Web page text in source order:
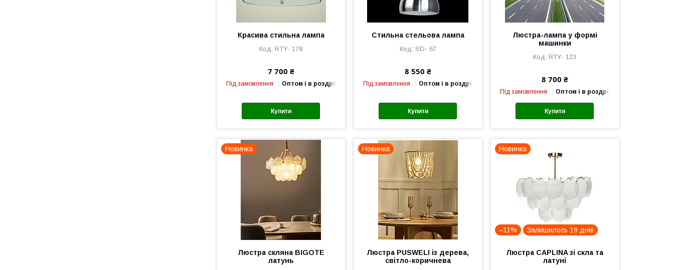
Красива стильна лампа
RTY- 178
7 700 ₴
Під замовлення Оптом і в роздріб
Купити
Стильна стельова лампа
SD- 67
8 550 ₴
Під замовлення Оптом і в роздріб
Купити
Люстра-лампа у формі
машинки
RTY- 123
8 700 ₴
Під замовлення Оптом і в роздріб
Купити
Новинка
Люстра скляна BIGOTE
латунь
Новинка
Люстра PUSWELI із дерева,
світло-коричнева
Новинка
–11% Залишилось 19 днів
Люстра CAPLINA зі скла та
латуні